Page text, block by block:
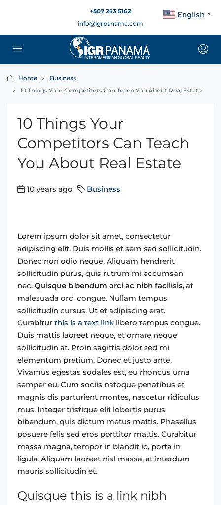
+507 263 5162
info@igrpanama.com
Home
Business
10 Things Your Competitors Can Teach You About Real Estate
10 Things Your
Competitors Can Teach
You About Real Estate
10 years ago Business
Lorem ipsum dolor sit amet, consectetur
adipiscing elit. Duis mollis et sem sed sollicitudin.
Donec non odio neque. Aliquam hendrerit
sollicitudin purus, quis rutrum mi accumsan
nec. Quisque bibendum orci ac nibh facilisis, at
malesuada orci congue. Nullam tempus
sollicitudin cursus. Ut et adipiscing erat.
Curabitur this is a text link libero tempus congue.
Duis mattis laoreet neque, et ornare neque
sollicitudin at. Proin sagittis dolor sed mi
elementum pretium. Donec et justo ante.
Vivamus egestas sodales est, eu rhoncus urna
semper eu. Cum sociis natoque penatibus et
magnis dis parturient montes, nascetur ridiculus
mus. Integer tristique elit lobortis purus
bibendum, quis dictum metus mattis. Phasellus
posuere felis sed eros porttitor mattis. Curabitur
massa magna, tempor in blandit id, porta in
ligula. Aliquam laoreet nisl massa, at interdum
mauris sollicitudin et.
Quisque this is a link nibh
English ▼